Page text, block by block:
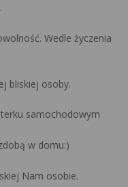
Wedle życzenia
bliskiej osoby.
samochodowym
w domu:)
Nam osobie.